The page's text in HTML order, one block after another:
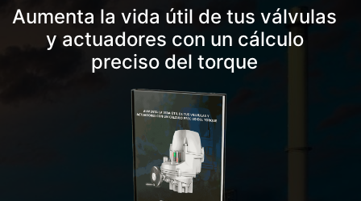
Aumenta la vida útil de tus válvulas
y actuadores con un cálculo
preciso del torque